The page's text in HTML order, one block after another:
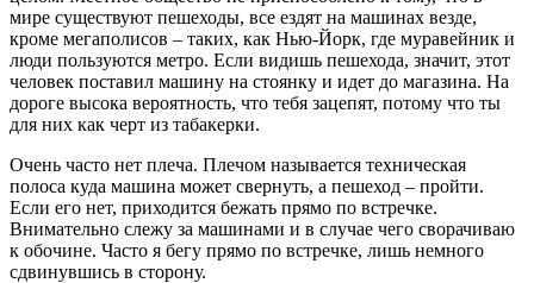
мире существуют пешеходы, все ездят на машинах везде,
кроме мегаполисов – таких, как Нью-Йорк, где муравейник и
люди пользуются метро. Если видишь пешехода, значит, этот
человек поставил машину на стоянку и идет до магазина. На
дороге высока вероятность, что тебя зацепят, потому что ты
для них как черт из табакерки.
Очень часто нет плеча. Плечом называется техническая
полоса куда машина может свернуть, а пешеход – пройти.
Если его нет, приходится бежать прямо по встречке.
Внимательно слежу за машинами и в случае чего сворачиваю
к обочине. Часто я бегу прямо по встречке, лишь немного
сдвинувшись в сторону.